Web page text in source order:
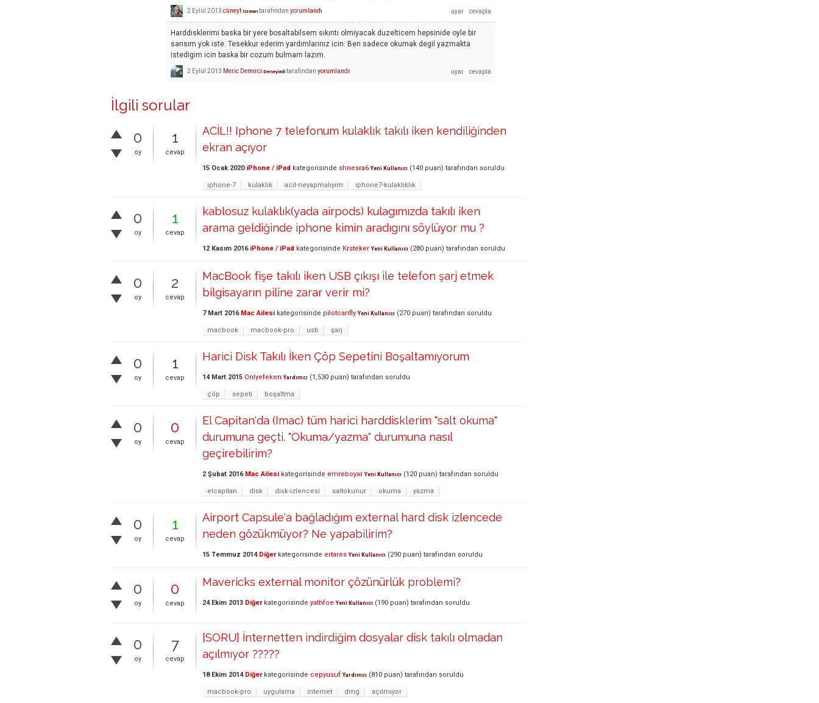
2 Eylül 2013 cüneyt Uzman tarafından yorumlandı
Harddisklerimi baska bir yere bosaltabilsem sıkıntı olmiyacak duzelticem hepsinide oyle bir
sansım yok iste. Tesekkur ederim yardımlarınız icin. Ben sadece okumak degil yazmakta
istedigim icin baska bir cozum bulmam lazım.
2 Eylül 2013 Meric Demirci Deneyimli tarafından yorumlandı
İlgili sorular
0
oy
1
cevap
ACİL!! Iphone 7 telefonum kulaklık takılı iken kendiliğinden
ekran açıyor
15 Ocak 2020 iPhone / iPad kategorisinde shnesra6 Yeni Kullanıcı (140 puan) tarafından soruldu
ıphone-7 kulaklık acil-neyapmalıyım iphone7-kulaklıklık
0
oy
1
cevap
kablosuz kulaklık(yada airpods) kulagımızda takılı iken
arama geldiğinde iphone kimin aradıgını söylüyor mu ?
12 Kasım 2016 iPhone / iPad kategorisinde Krsteker Yeni Kullanıcı (280 puan) tarafından soruldu
0
oy
2
cevap
MacBook fişe takılı iken USB çıkışı ile telefon şarj etmek
bilgisayarın piline zarar verir mi?
7 Mart 2016 Mac Ailesi kategorisinde pilotcanfly Yeni Kullanıcı (270 puan) tarafından soruldu
macbook macbook-pro usb şarj
0
oy
1
cevap
Harici Disk Takılı İken Çöp Sepetini Boşaltamıyorum
14 Mart 2015 Onlyefeken Yardımcı (1,530 puan) tarafından soruldu
çöp sepeti boşaltma
0
oy
0
cevap
El Capitan'da (Imac) tüm harici harddisklerim "salt okuma"
durumuna geçti. "Okuma/yazma" durumuna nasıl
geçirebilirim?
2 Şubat 2016 Mac Ailesi kategorisinde emreboyar Yeni Kullanıcı (120 puan) tarafından soruldu
elcapitan disk disk-izlencesi saltokunur okuma yazma
0
oy
1
cevap
Airport Capsule'a bağladığım external hard disk izlencede
neden gözükmüyor? Ne yapabilirim?
15 Temmuz 2014 Diğerkategorisinde ertares Yeni Kullanıcı (290 puan) tarafından soruldu
0
oy
0
cevap
Mavericks external monitor çözünürlük problemi?
24 Ekim 2013 Diğerkategorisinde yathfoe Yeni Kullanıcı (190 puan) tarafından soruldu
0
oy
7
cevap
[SORU] İnternetten indirdiğim dosyalar disk takılı olmadan
açılmıyor ?????
18 Ekim 2014 Diğerkategorisinde cepyusuf Yardımcı (810 puan) tarafından soruldu
macbook-pro uygulama internet dmg açılmıyor